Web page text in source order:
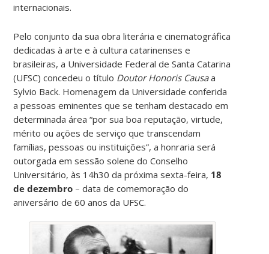
internacionais.
Pelo conjunto da sua obra literária e cinematográfica
dedicadas à arte e à cultura catarinenses e
brasileiras, a Universidade Federal de Santa Catarina
(UFSC) concedeu o título Doutor Honoris Causaa
Sylvio Back. Homenagem da Universidade conferida
a pessoas eminentes que se tenham destacado em
determinada área “por sua boa reputação, virtude,
mérito ou ações de serviço que transcendam
famílias, pessoas ou instituições”, a honraria será
outorgada em sessão solene do Conselho
Universitário, às 14h30 da próxima sexta-feira, 18
de dezembro – data de comemoração do
aniversário de 60 anos da UFSC.